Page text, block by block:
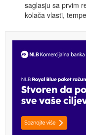
saglasju sa prvim
kolača vlasti,